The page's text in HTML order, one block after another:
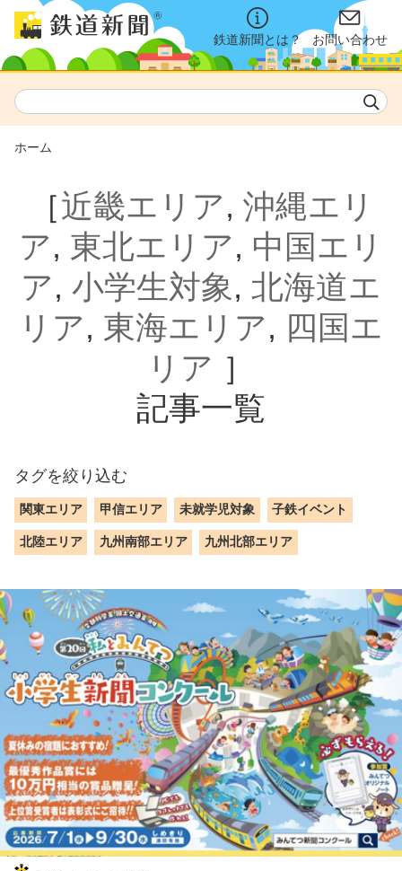
鉄道新聞とは？ お問い合わせ
ホーム
［近畿エリア, 沖縄エリ
ア, 東北エリア, 中国エリ
ア, 小学生対象, 北海道エ
リア, 東海エリア, 四国エ
リア ］
記事一覧
タグを絞り込む
関東エリア 甲信エリア 未就学児対象 子鉄イベント
北陸エリア 九州南部エリア 九州北部エリア